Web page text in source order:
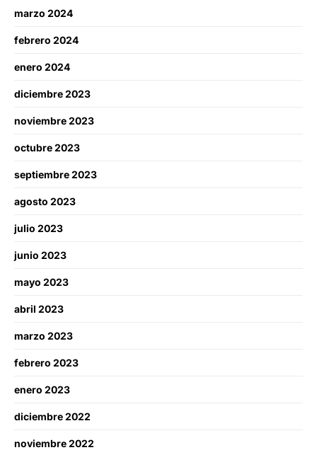
marzo 2024
febrero 2024
enero 2024
diciembre 2023
noviembre 2023
octubre 2023
septiembre 2023
agosto 2023
julio 2023
junio 2023
mayo 2023
abril 2023
marzo 2023
febrero 2023
enero 2023
diciembre 2022
noviembre 2022